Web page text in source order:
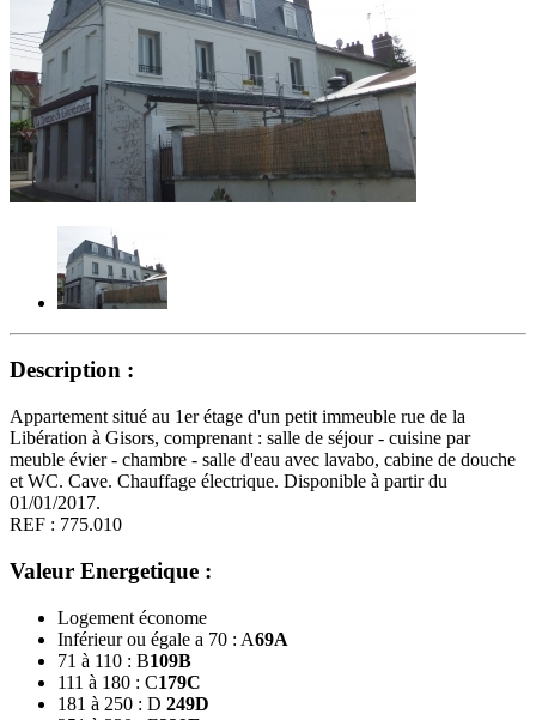
Description :
Appartement situé au 1er étage d'un petit immeuble rue de la
Libération à Gisors, comprenant : salle de séjour - cuisine par
meuble évier - chambre - salle d'eau avec lavabo, cabine de douche
et WC. Cave. Chauffage électrique. Disponible à partir du
01/01/2017.
REF : 775.010
Valeur Energetique :
Logement économe
Inférieur ou égale a 70 : A69A
71 à 110 : B109B
111 à 180 : C179C
181 à 250 : D 249D